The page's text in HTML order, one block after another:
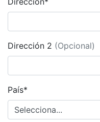
Dirección 2 (Opcional)
País*